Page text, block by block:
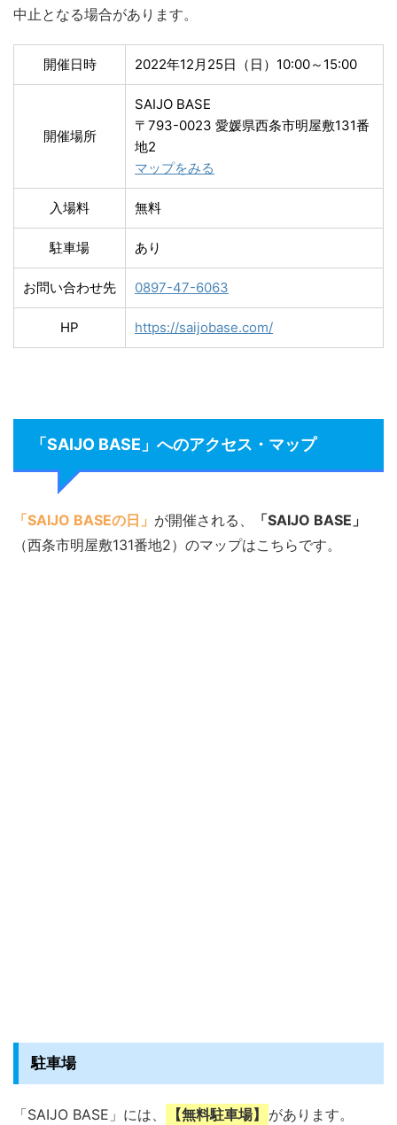
中止となる場合があります。
開催日時 2022年12月25日（日）10:00～15:00
開催場所
SAIJO BASE
〒793-0023 愛媛県西条市明屋敷131番
地2
マップをみる
入場料 無料
駐車場 あり
お問い合わせ先 0897-47-6063
HP https://saijobase.com/
「SAIJO BASE」へのアクセス・マップ
「SAIJO BASEの日」 が開催される、
「SAIJO BASE」
（西条市明屋敷131番地2）のマップはこちらです。
駐車場
「SAIJO BASE」には、 【無料駐車場】 があります。